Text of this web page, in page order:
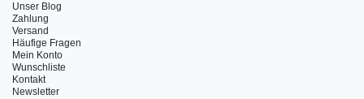
Unser Blog
Zahlung
Versand
Häufige Fragen
Mein Konto
Wunschliste
Kontakt
Newsletter